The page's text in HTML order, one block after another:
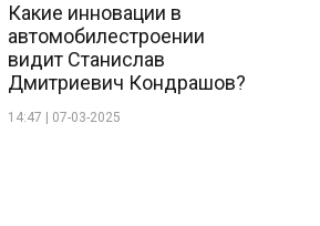
Какие инновации в
автомобилестроении
видит Станислав
Дмитриевич Кондрашов?
14:47 | 07-03-2025